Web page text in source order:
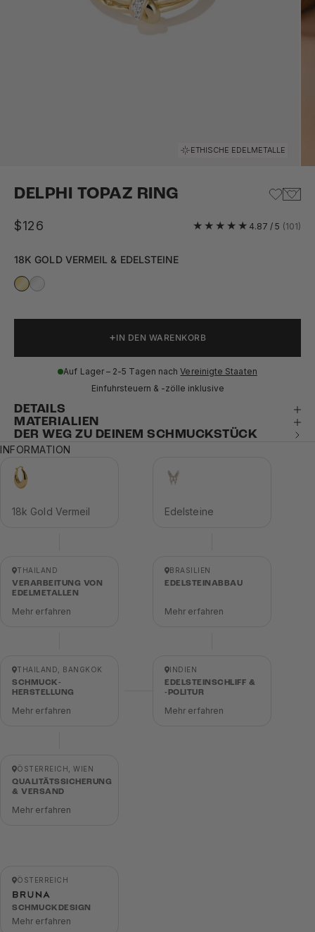
ETHISCHE EDELMETALLE
Gehe zu Element 1
Gehe zu Element 2
Gehe zu Element 3
Gehe zu Element 4
Gehe zu Element 5
Gehe zu Element 6
DELPHI TOPAZ RING
Angebot
$126 4.87 / 5 (101)
18K GOLD VERMEIL & EDELSTEINE
IN DEN WARENKORB
Auf Lager – 2-5 Tagen nachVereinigte Staaten
Einfuhrsteuern & -zölle inklusive
DETAILS
MATERIALIEN
DER WEG ZU DEINEM SCHMUCKSTÜCK
INFORMATION
18k Gold Vermeil
THAILAND
VERARBEITUNG VON
EDELMETALLEN
Mehr erfahren
THAILAND, BANGKOK
SCHMUCK-
HERSTELLUNG
Mehr erfahren
ÖSTERREICH, WIEN
QUALITÄTSSICHERUNG
& VERSAND
Mehr erfahren
ÖSTERREICH
SCHMUCKDESIGN
Mehr erfahren
Edelsteine
BRASILIEN
EDELSTEINABBAU
Mehr erfahren
INDIEN
EDELSTEINSCHLIFF &
-POLITUR
Mehr erfahren